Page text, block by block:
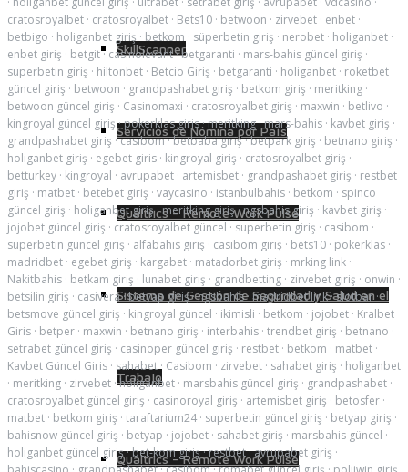
SkillScanner
Servicios de Nómina por País
Qualtrics – Remote Work Pulse
Sistema de Gestión de Seguridad y Salud en el
Trabajo
Qualtrics – Remote Work Pulse
cratosroyalbet · cratosroyalbet · Bets10 · betwoon · zirvebet · enbet ·
betbigo · holiganbet giriş · betkom · süperbetin giriş · nerobet · holiganbet ·
enbet giriş · betgit· casinolevant·betgaranti · mars-bahis güncel giriş ·
superbetin giriş · hiltonbet · Betcio Giriş · betgaranti · holiganbet · roketbet
güncel giriş · betwoon · grandpashabet giriş · betkom giriş · meritking ·
betwoon güncel giriş · Casinomaxi · cratosroyalbet giriş · maxwin · betlivo ·
kingroyal güncel giriş·pokerklas giris·meritking·mars-bahis · kavbet giriş ·
grandpashabet giriş ·casibom·betbaba giriş·betpark giriş · betnano giriş ·
holiganbet giriş · egebet giris · kingroyal giriş · cratosroyalbet giriş ·
betturkey · kingroyal · avrupabet · artemisbet · grandpashabet giriş · restbet
giriş · matbet · betebet giriş · vaycasino · istanbulbahis · betkom · spinco
güncel giriş · holiganbet giriş·meritking giriş·ngsbahis giriş · kavbet giriş ·
jojobet güncel giriş · cratosroyalbet güncel · superbetin giriş · casibom ·
superbetin güncel giriş · alfabahis giriş · casibom giriş · bets10 · pokerklas ·
madridbet · egebet giriş · kargabet · matadorbet giriş · mrking link ·
Nakitbahis · betkam giriş · lunabet giriş · grandbetting · zirvebet giriş · onwin ·
betsilin giriş · casivera·betyap giriş·ngsbahis· madridbet link·slotbar·
betsmove güncel giriş · kingroyal güncel · ikimisli · betkom · jojobet · Kralbet
Giris · betper · maxwin · betnano giriş · interbahis · trendbet giriş · betnano ·
setrabet güncel giriş · casinoper güncel giriş · restbet · betkom · matbet ·
Kavbet Güncel Giris · sahabet· Casibom · zirvebet · sahabet giriş · holiganbet
· meritking · zirvebet ·holiganbet · marsbahis güncel giriş · grandpashabet ·
cratosroyalbet güncel giriş · casinoroyal giriş · artemisbet giriş · betosfer ·
matbet · betkom giriş · taraftarium24 · superbetin güncel giriş · betyap giriş ·
bahisnow güncel giriş · betyap · jojobet · sahabet giriş · marsbahis güncel ·
holiganbet güncel giriş·bet-kom giriş·restbet·avrupabet giriş ·